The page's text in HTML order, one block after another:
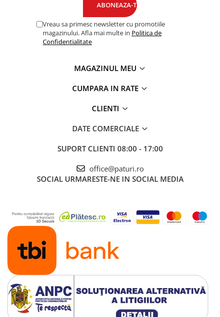
Vreau sa primesc newsletter cu promotiile
magazinului. Afla mai multe in Politica de
Confidentialitate
MAGAZINUL MEU
CUMPARA IN RATE
CLIENTI
DATE COMERCIALE
SUPORT CLIENTI 08:00 - 17:00
office@paturi.ro
SOCIAL URMARESTE-NE IN SOCIAL MEDIA